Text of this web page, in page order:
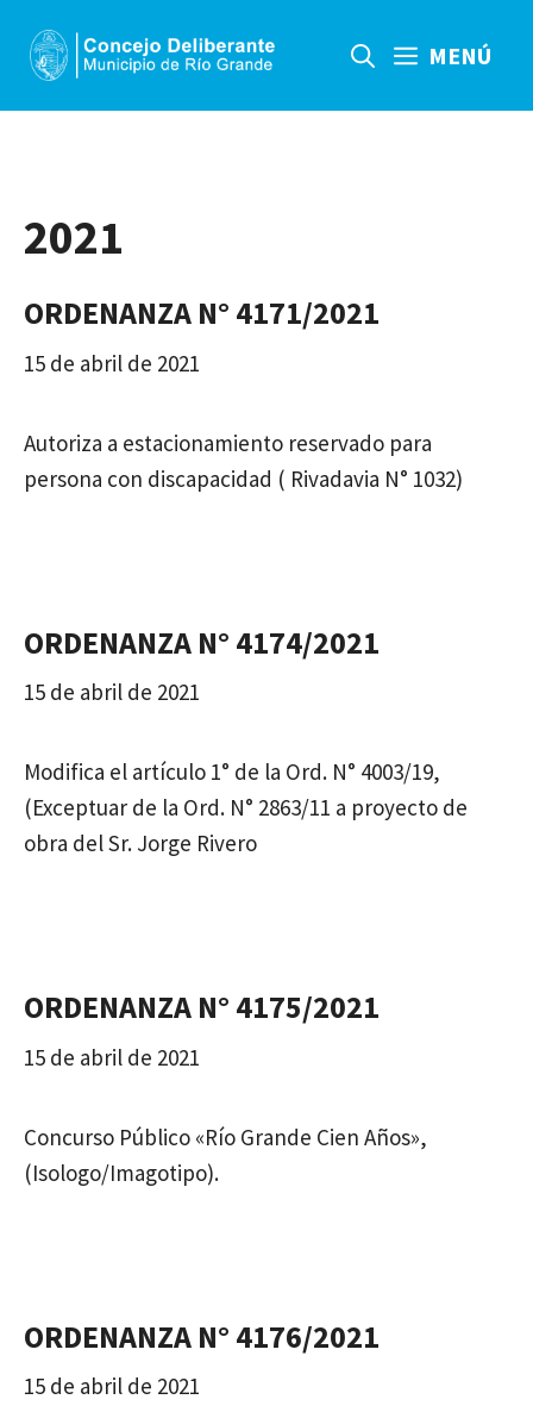
contenido
MENÚ
2021
ORDENANZA N° 4171/2021
15 de abril de 2021
Autoriza a estacionamiento reservado para
persona con discapacidad ( Rivadavia N° 1032)
ORDENANZA N° 4174/2021
15 de abril de 2021
Modifica el artículo 1° de la Ord. N° 4003/19,
(Exceptuar de la Ord. N° 2863/11 a proyecto de
obra del Sr. Jorge Rivero
ORDENANZA N° 4175/2021
15 de abril de 2021
Concurso Público «Río Grande Cien Años»,
(Isologo/Imagotipo).
ORDENANZA N° 4176/2021
15 de abril de 2021